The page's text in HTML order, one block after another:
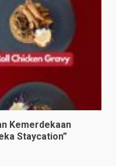
Kemerdekaan
Staycation”